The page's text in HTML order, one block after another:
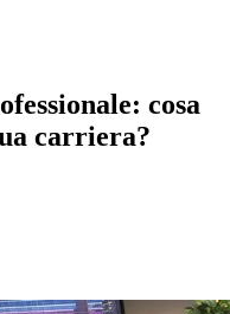
cosa
carriera?